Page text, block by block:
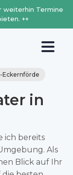
weiterhin Termine
++
Eckernförde
in
ich bereits
Als
Blick auf Ihr